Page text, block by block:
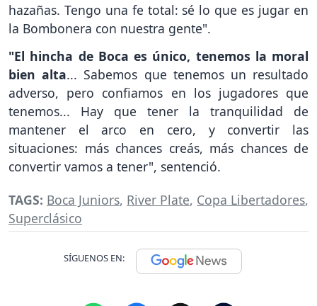
hazañas. Tengo una fe total: sé lo que es jugar en
la Bombonera con nuestra gente".
"El hincha de Boca es único, tenemos la moral
bien alta... Sabemos que tenemos un resultado
adverso, pero confiamos en los jugadores que
tenemos... Hay que tener la tranquilidad de
mantener el arco en cero, y convertir las
situaciones: más chances creás, más chances de
convertir vamos a tener", sentenció.
TAGS: Boca Juniors, River Plate, Copa Libertadores,
Superclásico
SÍGUENOS EN: